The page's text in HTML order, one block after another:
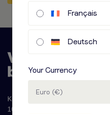
Krijn Taconiskade 286
1087 HW Amsterdam
Français
Deutsch
Your Currency
Euro (€)